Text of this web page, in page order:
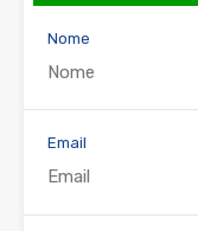
Nome
Email